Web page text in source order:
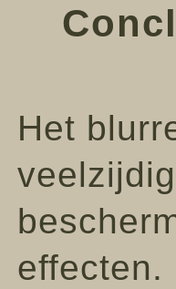
Het
effecten.